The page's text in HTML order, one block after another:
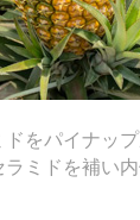
をパイナッ
ミドを補い